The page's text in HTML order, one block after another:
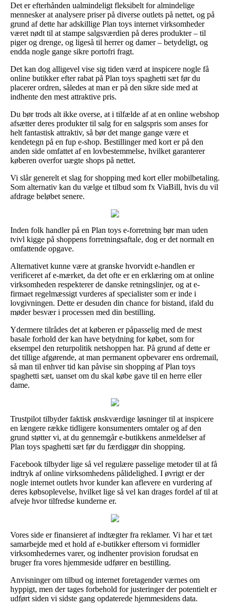
Det er efterhånden ualmindeligt fleksibelt for almindelige
mennesker at analysere priser på diverse outlets på nettet, og på
grund af dette har adskillige Plan toys internet virksomheder
været nødt til at stampe salgsværdien på deres produkter – til
piger og drenge, og ligeså til herrer og damer – betydeligt, og
endda nogle gange sikre portofri fragt.
Det kan dog alligevel vise sig tiden værd at inspicere nogle få
online butikker efter rabat på Plan toys spaghetti sæt før du
placerer ordren, således at man er på den sikre side med at
indhente den mest attraktive pris.
Du bør trods alt ikke overse, at i tilfælde af at en online webshop
afsætter deres produkter til salg for en salgspris som anses for
helt fantastisk attraktiv, så bør det mange gange være et
kendetegn på en fup e-shop. Bestillinger med kort er på den
anden side omfattet af en lovbestemmelse, hvilket garanterer
køberen overfor uægte shops på nettet.
Vi slår generelt et slag for shopping med kort eller mobilbetaling.
Som alternativ kan du vælge et tilbud som fx ViaBill, hvis du vil
afdrage beløbet senere.
Inden folk handler på en Plan toys e-forretning bør man uden
tvivl kigge på shoppens forretningsaftale, dog er det normalt en
omfattende opgave.
Alternativet kunne være at granske hvorvidt e-handlen er
verificeret af e-mærket, da det ofte er en erklæring om at online
virksomheden respekterer de danske retningslinjer, og at e-
firmaet regelmæssigt vurderes af specialister som er inde i
lovgivningen. Dette er desuden din chance for bistand, ifald du
møder besvær i processen med din bestilling.
Ydermere tilrådes det at køberen er påpasselig med de mest
basale forhold der kan have betydning for købet, som for
eksempel den returpolitik netshoppen har. På grund af dette er
det tillige afgørende, at man permanent opbevarer ens ordremail,
så man til enhver tid kan påvise sin shopping af Plan toys
spaghetti sæt, uanset om du skal købe gave til en herre eller
dame.
Trustpilot tilbyder faktisk ønskværdige løsninger til at inspicere
en længere række tidligere konsumenters omtaler og af den
grund støtter vi, at du gennemgår e-butikkens anmeldelser af
Plan toys spaghetti sæt før du færdiggør din shopping.
Facebook tilbyder lige så vel regulære passelige metoder til at få
indtryk af online virksomhedens pålidelighed. I øvrigt er der
nogle internet outlets hvor kunder kan aflevere en vurdering af
deres købsoplevelse, hvilket lige så vel kan drages fordel af til at
afveje hvor tilfredse kunderne er.
Vores side er finansieret af indtægter fra reklamer. Vi har et tæt
samarbejde med et hold af e-butikker eftersom vi formidler
virksomhedernes varer, og indhenter provision forudsat en
bruger fra vores hjemmeside udfører en bestilling.
Anvisninger om tilbud og internet foretagender værnes om
hyppigt, men der tages forbehold for justeringer der potentielt er
udført siden vi sidste gang opdaterede hjemmesidens data.